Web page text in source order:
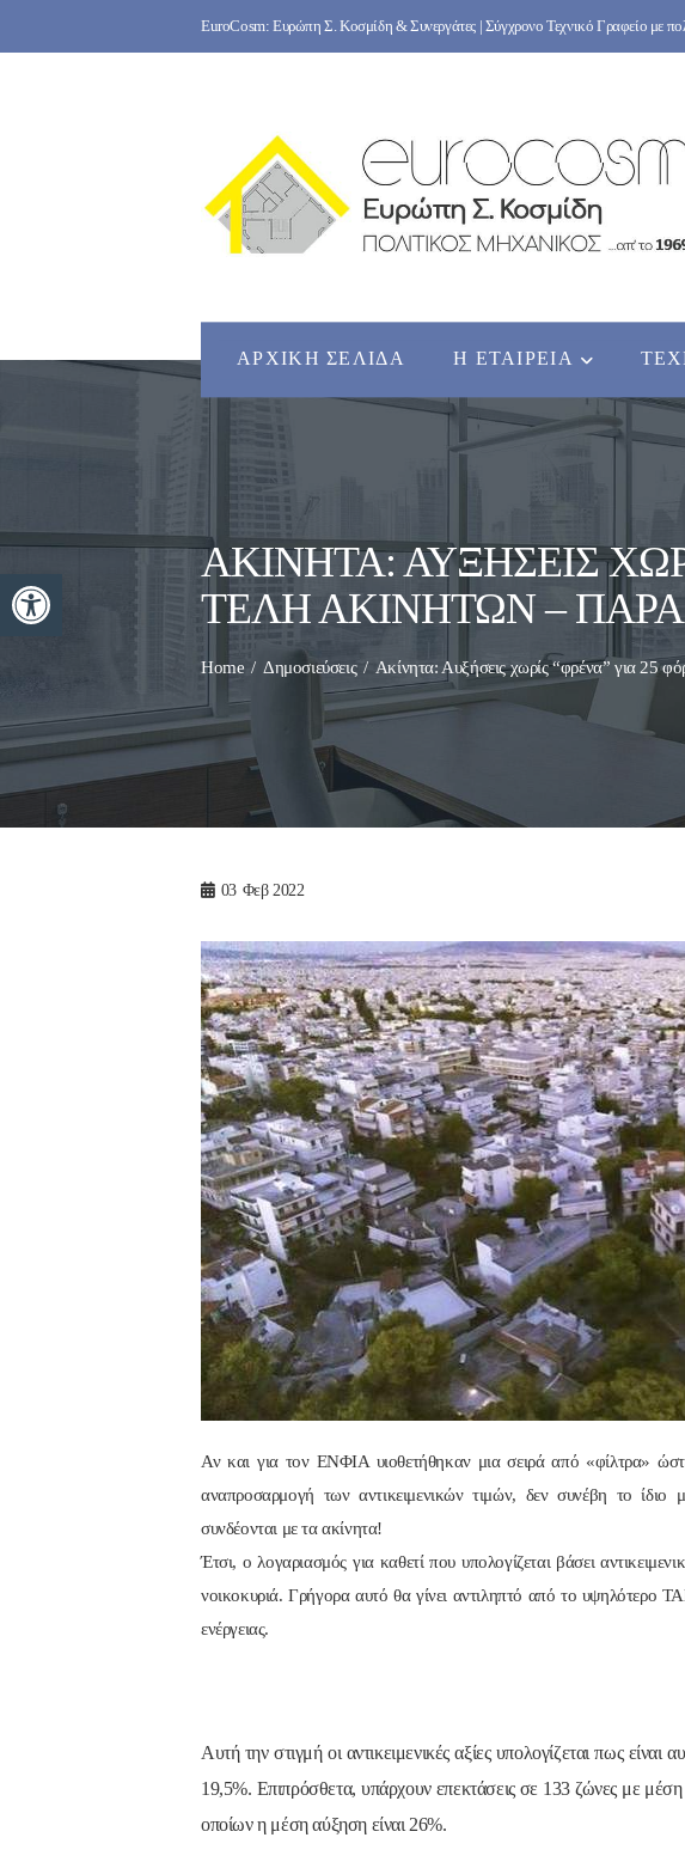
Ανοίξτε τη γραμμή εργαλείων
to
EuroCosm: Ευρώπη Σ. Κοσμίδη & Συνεργάτες | Σύγχρονο Τεχνικό Γραφείο με
ΑΡΧΙΚΉ ΣΕΛΊΔΑ Η ΕΤΑΙΡΕΊΑ
ΑΚΊΝΗΤΑ: ΑΥΞΉΣΕΙΣ
ΤΈΛΗ ΑΚΙΝΉΤΩΝ –
Home Δημοσιεύσεις Ακίνητα: Αυξήσεις χωρίς “φρένα” για 25
03 Φεβ 2022
Αν και για τον ΕΝΦΙΑ υιοθετήθηκαν μια σειρά από «φίλτρα»
αναπροσαρμογή των αντικειμενικών τιμών, δεν συνέβη το
συνδέονται με τα ακίνητα!
Έτσι, ο λογαριασμός για καθετί που υπολογίζεται βάσει
νοικοκυριά. Γρήγορα αυτό θα γίνει αντιληπτό από το υψηλότερο
ενέργειας.
Αυτή την στιγμή οι αντικειμενικές αξίες υπολογίζεται πως
19,5%. Επιπρόσθετα, υπάρχουν επεκτάσεις σε 133 ζώνες με
οποίων η μέση αύξηση είναι 26%.